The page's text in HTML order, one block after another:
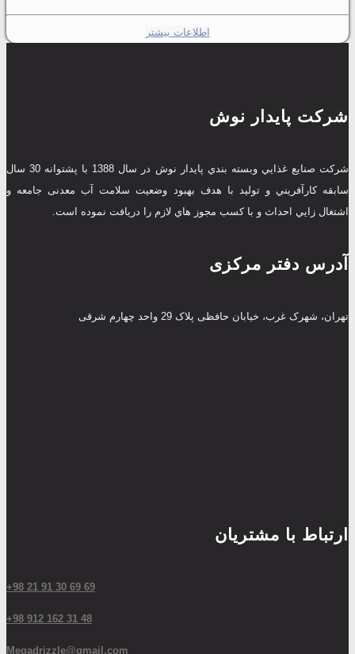
اطلاعات بیشتر
شرکت پایدار نوش
شرکت صنايع غذايي وبسته بندي پایدار نوش در سال 1388 با پشتوانه 30 سال
سابقه کارآفريني و توليد با هدف بهبود وضعيت سلامت آب معدنی جامعه و
اشتغال زايي احداث و با کسب مجوز هاي لازم را دریافت نموده است.
آدرس دفتر مرکزی
تهران، شهرک غرب، خیابان حافظی پلاک 29 واحد چهارم شرقی
ارتباط با مشتریان
+98 21 91 30 69 69
+98 912 162 31 48
Megadrizzle@gmail.com